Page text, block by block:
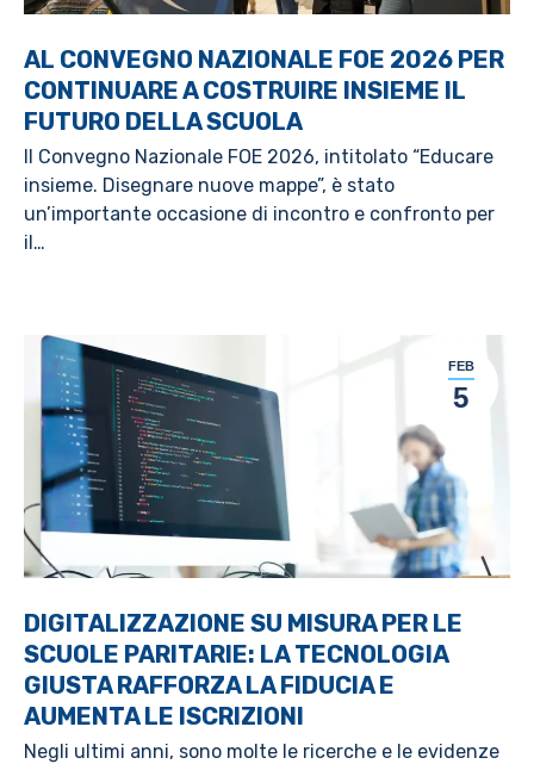
AL CONVEGNO NAZIONALE FOE 2026 PER
CONTINUARE A COSTRUIRE INSIEME IL
FUTURO DELLA SCUOLA
Il Convegno Nazionale FOE 2026, intitolato “Educare
insieme. Disegnare nuove mappe”, è stato
un’importante occasione di incontro e confronto per
il…
FEB
5
DIGITALIZZAZIONE SU MISURA PER LE
SCUOLE PARITARIE: LA TECNOLOGIA
GIUSTA RAFFORZA LA FIDUCIA E
AUMENTA LE ISCRIZIONI
Negli ultimi anni, sono molte le ricerche e le evidenze